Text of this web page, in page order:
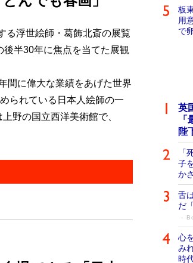
浮世絵師・葛飾北斎の展覧
半30年に焦点を当てた展観
に偉大な業績をあげた世界
られている日本人絵師の一
野の国立西洋美術館で、
板
用
で
英
陛
「
子
か
舌
だ
心
み
時